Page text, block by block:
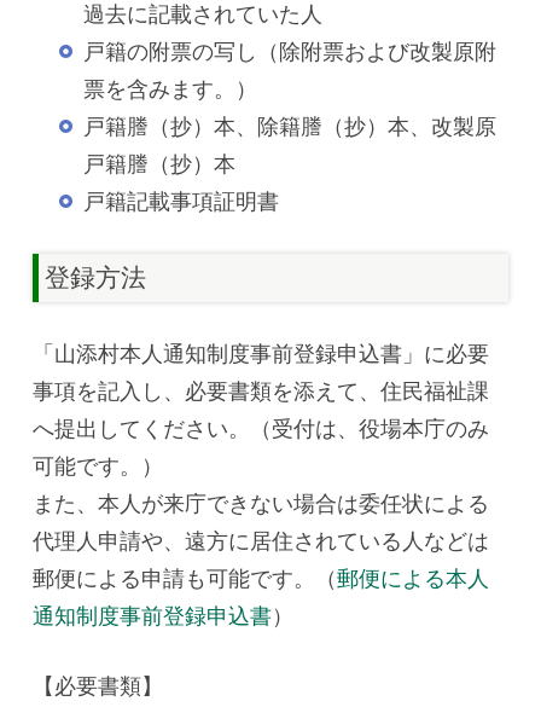
過去に記載されていた人
戸籍の附票の写し（除附票および改製原附
票を含みます。）
戸籍謄（抄）本、除籍謄（抄）本、改製原
戸籍謄（抄）本
戸籍記載事項証明書
登録方法
「山添村本人通知制度事前登録申込書」に必要
事項を記入し、必要書類を添えて、住民福祉課
へ提出してください。（受付は、役場本庁のみ
可能です。）
また、本人が来庁できない場合は委任状による
代理人申請や、遠方に居住されている人などは
郵便による申請も可能です。（郵便による本人
通知制度事前登録申込書）
【必要書類】